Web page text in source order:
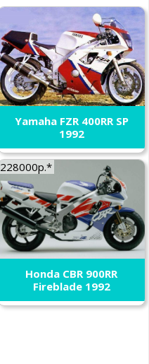
Yamaha FZR 400RR SP
1992
228000р.*
Honda CBR 900RR
Fireblade 1992